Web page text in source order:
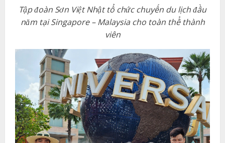
Tập đoàn Sơn Việt Nhật tổ chức chuyến du lịch đầu
năm tại Singapore – Malaysia cho toàn thể thành
viên